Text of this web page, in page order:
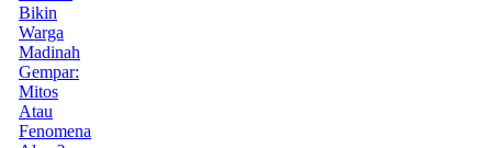
Bikin
Warga
Madinah
Gempar:
Mitos
Atau
Fenomena